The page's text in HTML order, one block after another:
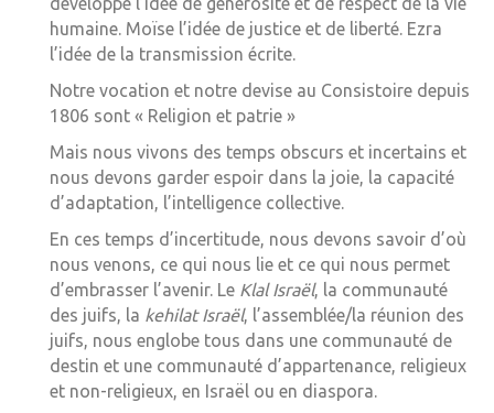
humaine. Moïse l’idée de justice et de liberté. Ezra
l’idée de la transmission écrite.
Notre vocation et notre devise au Consistoire depuis
1806 sont « Religion et patrie »
Mais nous vivons des temps obscurs et incertains et
nous devons garder espoir dans la joie, la capacité
d’adaptation, l’intelligence collective.
En ces temps d’incertitude, nous devons savoir d’où
nous venons, ce qui nous lie et ce qui nous permet
d’embrasser l’avenir. Le Klal Israël, la communauté
des juifs, la kehilat Israël, l’assemblée/la réunion des
juifs, nous englobe tous dans une communauté de
destin et une communauté d’appartenance, religieux
et non-religieux, en Israël ou en diaspora.